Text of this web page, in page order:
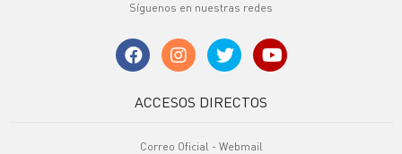
Síguenos en nuestras redes
ACCESOS DIRECTOS
Correo Oficial - Webmail